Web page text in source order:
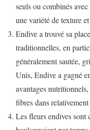
seuls ou combinés
une variété de texture
Endive a trouvé sa
traditionnelles, en
généralement sautée,
Unis, Endive a gagné
avantages
fibres dans
Les fleurs endives sont